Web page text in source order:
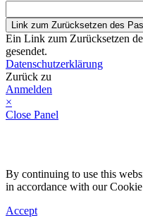
Link zum Zurücksetzen des
Ein Link zum Zurücksetzen
gesendet.
Datenschutzerklärung
Zurück zu
Anmelden
×
Close Panel
By continuing to use this
in accordance with our
Accept